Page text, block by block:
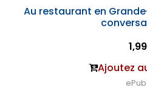
Au restaurant en
Ajoutez
ePub